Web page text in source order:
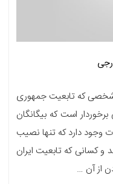
شخصی که تابعیت جمهوری
برخوردار است که بیگانگان
وجود دارد که تنها نصیب
و کسانی که تابعیت ایران
از آن …